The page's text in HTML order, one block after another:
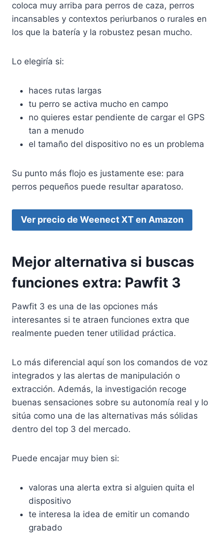
coloca muy arriba para perros de caza, perros
incansables y contextos periurbanos o rurales en
los que la batería y la robustez pesan mucho.
Lo elegiría si:
haces rutas largas
tu perro se activa mucho en campo
no quieres estar pendiente de cargar el GPS
tan a menudo
el tamaño del dispositivo no es un problema
Su punto más flojo es justamente ese: para
perros pequeños puede resultar aparatoso.
Ver precio de Weenect XT en Amazon
Mejor alternativa si buscas
funciones extra: Pawfit 3
Pawfit 3 es una de las opciones más
interesantes si te atraen funciones extra que
realmente pueden tener utilidad práctica.
Lo más diferencial aquí son los comandos de voz
integrados y las alertas de manipulación o
extracción. Además, la investigación recoge
buenas sensaciones sobre su autonomía real y lo
sitúa como una de las alternativas más sólidas
dentro del top 3 del mercado.
Puede encajar muy bien si:
valoras una alerta extra si alguien quita el
dispositivo
te interesa la idea de emitir un comando
grabado